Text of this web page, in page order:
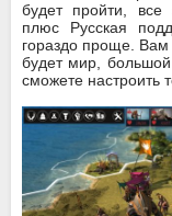
будет пройти, все
плюс Русская
гораздо проще. Вам
будет мир,
сможете настроить